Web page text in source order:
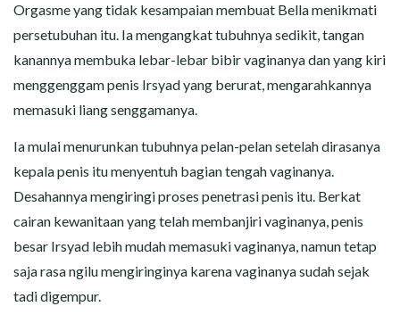
Orgasme yang tidak kesampaian membuat Bella menikmati
persetubuhan itu. Ia mengangkat tubuhnya sedikit, tangan
kanannya membuka lebar-lebar bibir vaginanya dan yang kiri
menggenggam penis Irsyad yang berurat, mengarahkannya
memasuki liang senggamanya.
Ia mulai menurunkan tubuhnya pelan-pelan setelah dirasanya
kepala penis itu menyentuh bagian tengah vaginanya.
Desahannya mengiringi proses penetrasi penis itu. Berkat
cairan kewanitaan yang telah membanjiri vaginanya, penis
besar Irsyad lebih mudah memasuki vaginanya, namun tetap
saja rasa ngilu mengiringinya karena vaginanya sudah sejak
tadi digempur.